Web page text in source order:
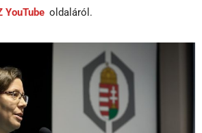
YouTube oldaláról.